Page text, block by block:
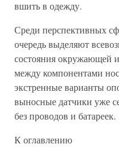
вшить в одежду.
Среди перспективных
очередь выделяют
состояния окружающей
между компонентами
экстренные варианты
выносные датчики уже
без проводов и батареек.
К оглавлению